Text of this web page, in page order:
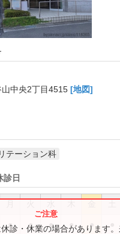
中央2丁目4515 [地図]
テーション科
診日
● ● ● ● ●
診・休業の場合があります